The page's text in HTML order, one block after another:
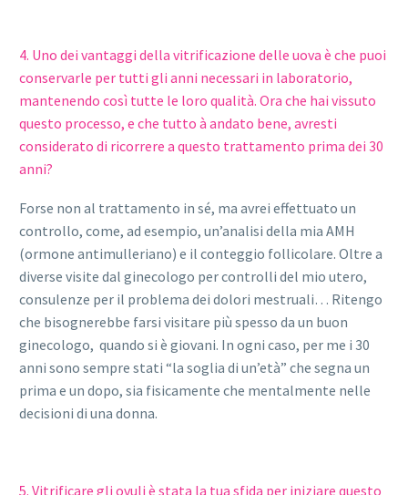
4. Uno dei vantaggi della vitrificazione delle uova è che puoi
conservarle per tutti gli anni necessari in laboratorio,
mantenendo così tutte le loro qualità. Ora che hai vissuto
questo processo, e che tutto à andato bene, avresti
considerato di ricorrere a questo trattamento prima dei 30
anni?
Forse non al trattamento in sé, ma avrei effettuato un
controllo, come, ad esempio, un’analisi della mia AMH
(ormone antimulleriano) e il conteggio follicolare. Oltre a
diverse visite dal ginecologo per controlli del mio utero,
consulenze per il problema dei dolori mestruali… Ritengo
che bisognerebbe farsi visitare più spesso da un buon
ginecologo, quando si è giovani. In ogni caso, per me i 30
anni sono sempre stati “la soglia di un’età” che segna un
prima e un dopo, sia fisicamente che mentalmente nelle
decisioni di una donna.
5. Vitrificare gli ovuli è stata la tua sfida per iniziare questo